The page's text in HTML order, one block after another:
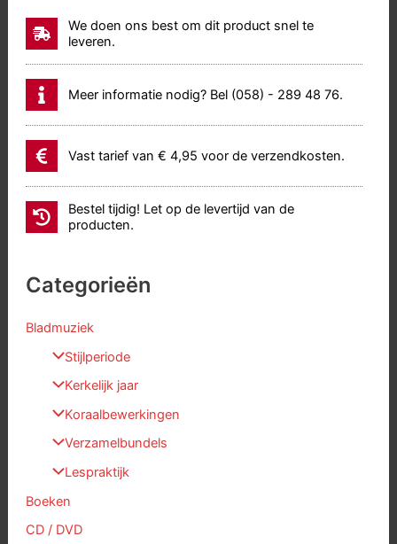
We doen ons best om dit product snel te
leveren.
Meer informatie nodig? Bel (058) - 289 48 76.
Vast tarief van € 4,95 voor de verzendkosten.
Bestel tijdig! Let op de levertijd van de
producten.
Categorieën
Bladmuziek
Stijlperiode
Kerkelijk jaar
Koraalbewerkingen
Verzamelbundels
Lespraktijk
Boeken
CD / DVD